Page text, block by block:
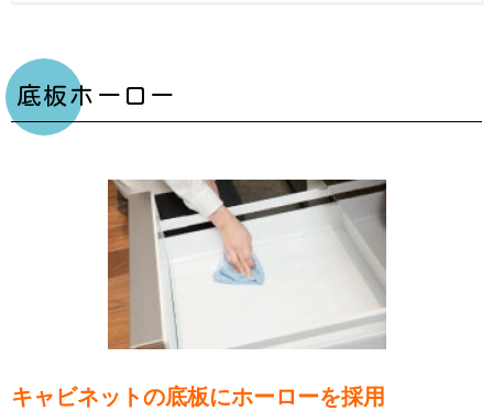
底板ホーロー
キャビネットの底板にホーローを採用